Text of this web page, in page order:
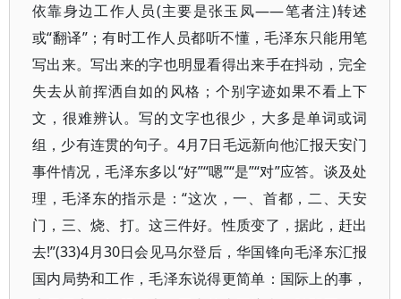
依靠身边工作人员(主要是张玉凤——笔者注)转述
或“翻译”；有时工作人员都听不懂，毛泽东只能用笔
写出来。写出来的字也明显看得出来手在抖动，完全
失去从前挥洒自如的风格；个别字迹如果不看上下
文，很难辨认。写的文字也很少，大多是单词或词
组，少有连贯的句子。4月7日毛远新向他汇报天安门
事件情况，毛泽东多以“好”“嗯”“是”“对”应答。谈及处
理，毛泽东的指示是：“这次，一、首都，二、天安
门，三、烧、打。这三件好。性质变了，据此，赶出
去!”(33)4月30日会见马尔登后，华国锋向毛泽东汇报
国内局势和工作，毛泽东说得更简单：国际上的事，